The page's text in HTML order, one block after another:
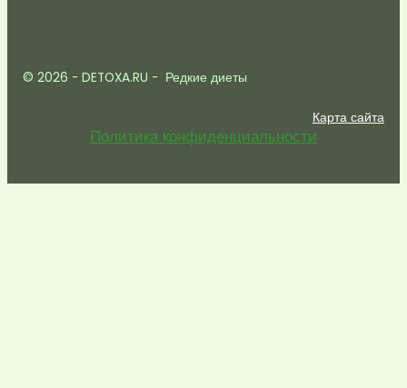
© 2026 - DETOXA.RU - Редкие диеты
Карта сайта
Политика конфиденциальности